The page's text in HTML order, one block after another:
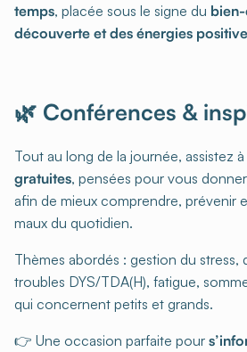
temps, placée sous le signe du
découverte et des énergies
🌿 Conférences &
Tout au long de la journée, assistez à
gratuites, pensées pour vous
afin de mieux comprendre, prévenir
maux du quotidien.
Thèmes abordés : gestion du stress,
troubles DYS/TDA(H), fatigue,
qui concernent petits et grands.
👉 Une occasion parfaite pour